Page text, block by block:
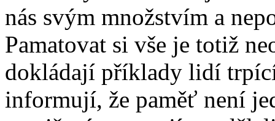
nás svým množstvím a
Pamatovat si vše je totiž
dokládají příklady lidí
informují, že paměť není